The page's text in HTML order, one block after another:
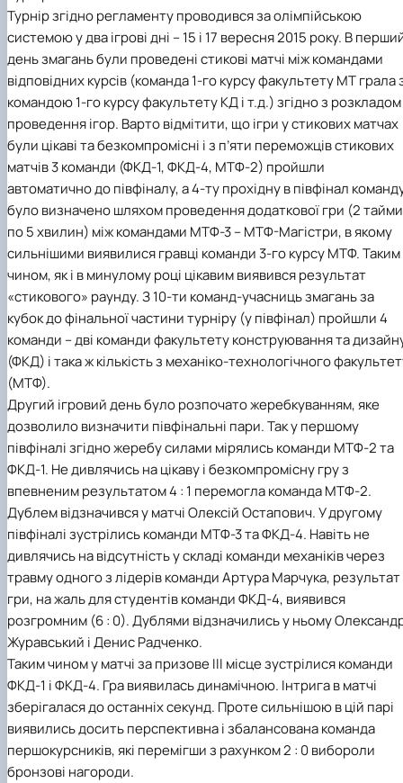
Турнір згідно регламенту проводився за олімпійською
системою у два ігрові дні – 15 і 17 вересня 2015 року. В
день змагань були проведені стикові матчі між командами
відповідних курсів (команда 1-го курсу факультету МТ грала
командою 1-го курсу факультету КД і т.д.) згідно з розкладом
проведення ігор. Варто відмітити, що ігри у стикових матчах
були цікаві та безкомпромісні і з п’яти переможців стикових
матчів 3 команди (ФКД-1, ФКД-4, МТФ-2) пройшли
автоматично до півфіналу, а 4-ту прохідну в півфінал
було визначено шляхом проведення додаткової гри (2 тайми
по 5 хвилин) між командами МТФ-3 – МТФ-Магістри, в якому
сильнішими виявилися гравці команди 3-го курсу МТФ. Таким
чином, як і в минулому році цікавим виявився результат
«стикового» раунду. З 10-ти команд-учасниць змагань за
кубок до фінальної частини турніру (у півфінал) пройшли 4
команди – дві команди факультету конструювання та
(ФКД) і така ж кількість з механіко-технологічного
(МТФ).
Другий ігровий день було розпочато жеребкуванням, яке
дозволило визначити півфінальні пари. Так у першому
півфіналі згідно жеребу силами мірялись команди МТФ-2 та
ФКД-1. Не дивлячись на цікаву і безкомпромісну гру з
впевненим результатом 4 : 1 перемогла команда МТФ-2.
Дублем відзначився у матчі Олексій Остапович. У другому
півфіналі зустрілись команди МТФ-3 та ФКД-4. Навіть не
дивлячись на відсутність у складі команди механіків через
травму одного з лідерів команди Артура Марчука, результат
гри, на жаль для студентів команди ФКД-4, виявився
розгромним (6 : 0). Дублями відзначились у ньому
Журавський і Денис Радченко.
Таким чином у матчі за призове ІІІ місце зустрілися команди
ФКД-1 і ФКД-4. Гра виявилась динамічною. Інтрига в матчі
зберігалася до останніх секунд. Проте сильнішою в цій парі
виявились досить перспективна і збалансована команда
першокурсників, які перемігши з рахунком 2 : 0 вибороли
бронзові нагороди.